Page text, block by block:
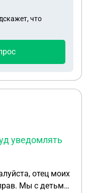
поделил между
выходит
не честно
жена так
Чтоб все
что
уведомлять
отец моих
Мы с детьми